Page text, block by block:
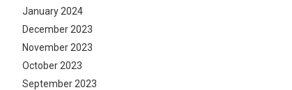
January 2024
December 2023
November 2023
October 2023
September 2023